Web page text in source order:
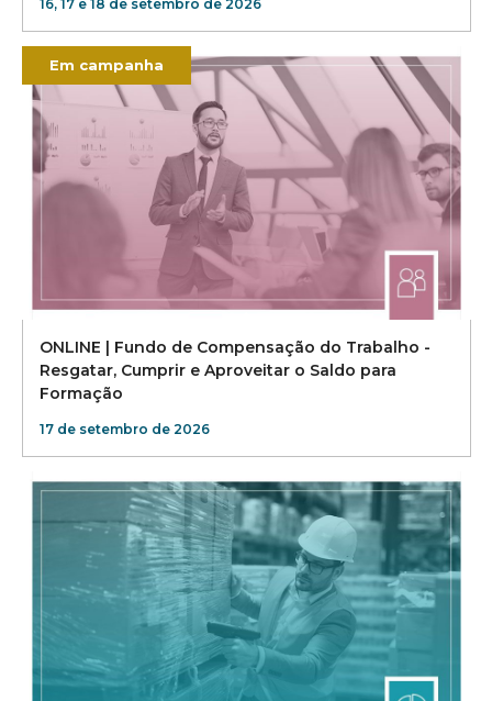
16, 17 e 18 de setembro de 2026
Em campanha
ONLINE | Fundo de Compensação do Trabalho -
Resgatar, Cumprir e Aproveitar o Saldo para
Formação
17 de setembro de 2026